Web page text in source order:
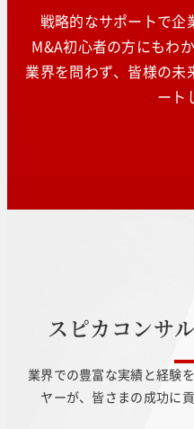
戦略的なサポートで企
M&A初心者の方にもわ
業界を問わず、皆様の未
ート
スピカ コ ンサル
業界での豊富な実績と経験
ヤーが、皆さまの成功に